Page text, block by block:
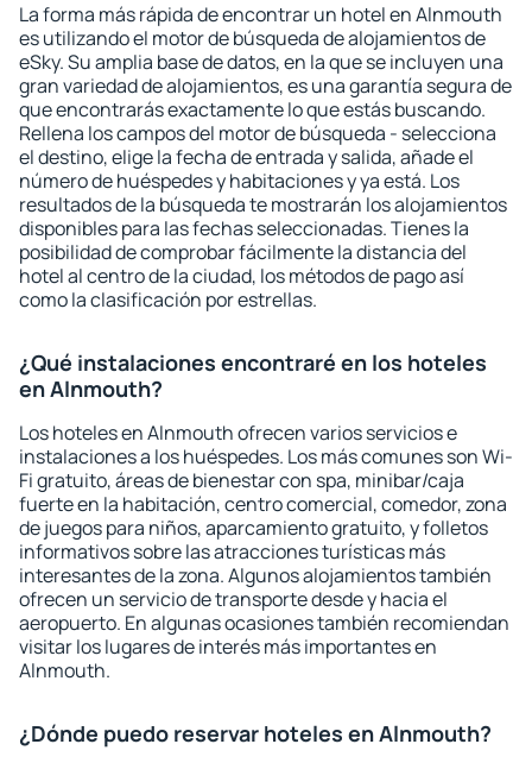
La forma más rápida de encontrar un hotel en Alnmouth
es utilizando el motor de búsqueda de alojamientos de
eSky. Su amplia base de datos, en la que se incluyen una
gran variedad de alojamientos, es una garantía segura de
que encontrarás exactamente lo que estás buscando.
Rellena los campos del motor de búsqueda - selecciona
el destino, elige la fecha de entrada y salida, añade el
número de huéspedes y habitaciones y ya está. Los
resultados de la búsqueda te mostrarán los alojamientos
disponibles para las fechas seleccionadas. Tienes la
posibilidad de comprobar fácilmente la distancia del
hotel al centro de la ciudad, los métodos de pago así
como la clasificación por estrellas.
¿Qué instalaciones encontraré en los hoteles
en Alnmouth?
Los hoteles en Alnmouth ofrecen varios servicios e
instalaciones a los huéspedes. Los más comunes son Wi-
Fi gratuito, áreas de bienestar con spa, minibar/caja
fuerte en la habitación, centro comercial, comedor, zona
de juegos para niños, aparcamiento gratuito, y folletos
informativos sobre las atracciones turísticas más
interesantes de la zona. Algunos alojamientos también
ofrecen un servicio de transporte desde y hacia el
aeropuerto. En algunas ocasiones también recomiendan
visitar los lugares de interés más importantes en
Alnmouth.
¿Dónde puedo reservar hoteles en Alnmouth?